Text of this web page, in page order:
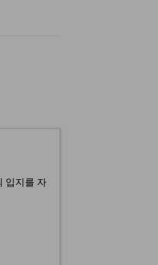
입지를 자